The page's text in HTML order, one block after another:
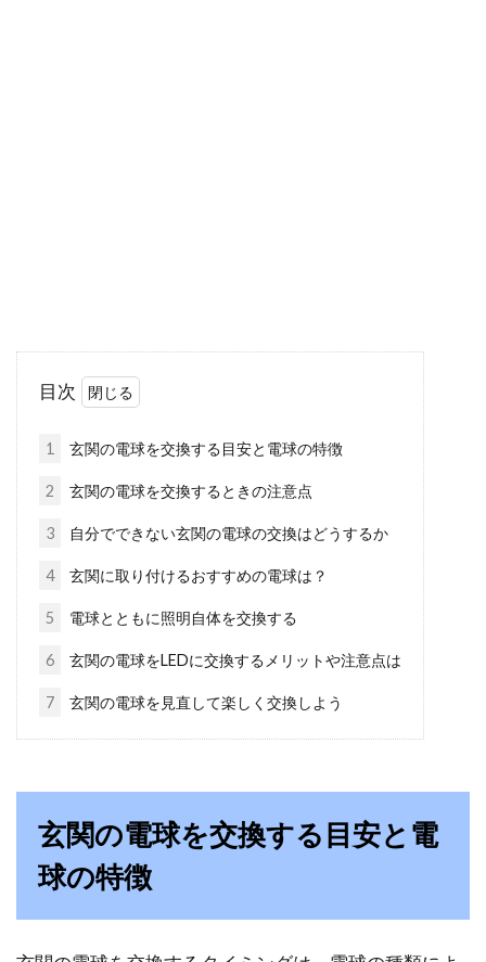
カーテンを購入する際に、まずは、どれくらい
のカーテンサイズがいいのか把握しなくてはい
靴下などの衣類の洗濯での毛玉を防
ごう！正しい洗濯方法は？
靴下やセーターなどの衣類には、どうしても毛
玉が付きものです。しかし、洗濯方法を一工夫
すると毛...
目次
1 玄関の電球を交換する目安と電球の特徴
2 玄関の電球を交換するときの注意点
3 自分でできない玄関の電球の交換はどうするか
4 玄関に取り付けるおすすめの電球は？
5 電球とともに照明自体を交換する
6 玄関の電球をLEDに交換するメリットや注意点は
7 玄関の電球を見直して楽しく交換しよう
玄関の電球を交換する目安と電
球の特徴